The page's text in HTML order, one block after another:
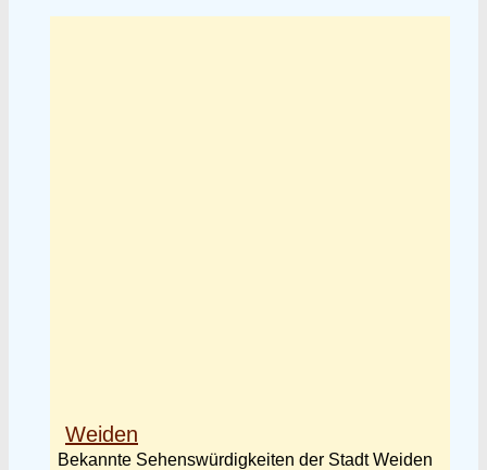
Weiden
Bekannte Sehenswürdigkeiten der Stadt Weiden